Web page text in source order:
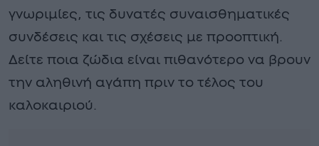
γνωριμίες, τις δυνατές συναισθηματικές
συνδέσεις και τις σχέσεις με προοπτική.
Δείτε ποια ζώδια είναι πιθανότερο να βρουν
την αληθινή αγάπη πριν το τέλος του
καλοκαιριού.